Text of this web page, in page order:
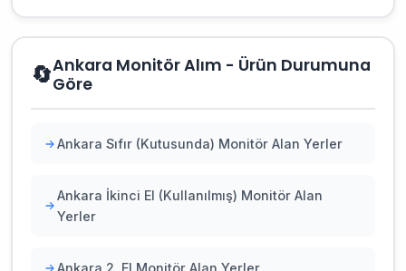
🔄Ankara Monitör Alım - Ürün Durumuna
Göre
Ankara Sıfır (Kutusunda) Monitör Alan Yerler
Ankara İkinci El (Kullanılmış) Monitör Alan
Yerler
Ankara 2. El Monitör Alan Yerler